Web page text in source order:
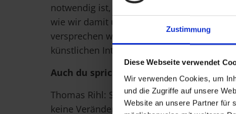
Zustimmung
Diese Webseite verwendet
Wir verwenden Cookies, um
und die Zugriffe auf unsere
Website an unsere Partner für
notwendig ist, Stellung zu beziehen und
wie wir damit umgehen wollen. Also ganz
versprechen wir unseren
künstlichen Intelligenz?
Auch du sprichst von KI als
Thomas Rihl: Sicher, denn es gibt kaum
keine Veränderung herbeiführen wird.